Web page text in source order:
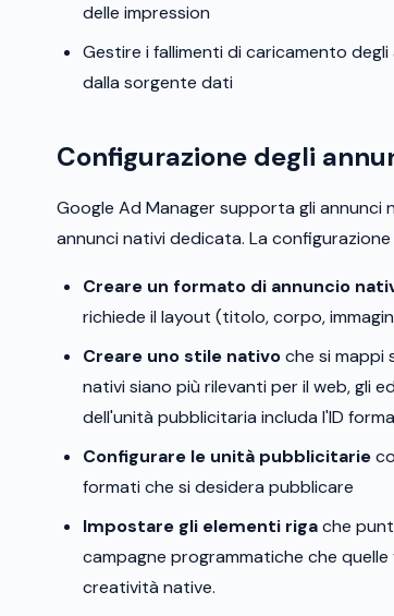
delle impression
Gestire i fallimenti di caricamento
dalla sorgente dati
Configurazione degli
Google Ad Manager supporta gli
annunci nativi dedicata. La
Creare un formato di annuncio
richiede il layout (titolo, corpo,
Creare uno stile nativoche si mappi
nativi siano più rilevanti per il web, gli
dell'unità pubblicitaria includa l'ID
Configurare le unità pubblicitarie
formati che si desidera pubblicare
Impostare gli elementi rigache
campagne programmatiche che
creatività native.